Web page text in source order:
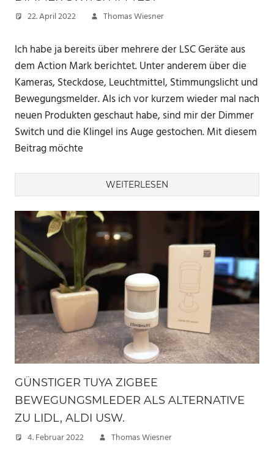
22. April 2022 Thomas Wiesner
Ich habe ja bereits über mehrere der LSC Geräte aus
dem Action Mark berichtet. Unter anderem über die
Kameras, Steckdose, Leuchtmittel, Stimmungslicht und
Bewegungsmelder. Als ich vor kurzem wieder mal nach
neuen Produkten geschaut habe, sind mir der Dimmer
Switch und die Klingel ins Auge gestochen. Mit diesem
Beitrag möchte
WEITERLESEN
GÜNSTIGER TUYA ZIGBEE
BEWEGUNGSMLEDER ALS ALTERNATIVE
ZU LIDL, ALDI USW.
4. Februar 2022 Thomas Wiesner